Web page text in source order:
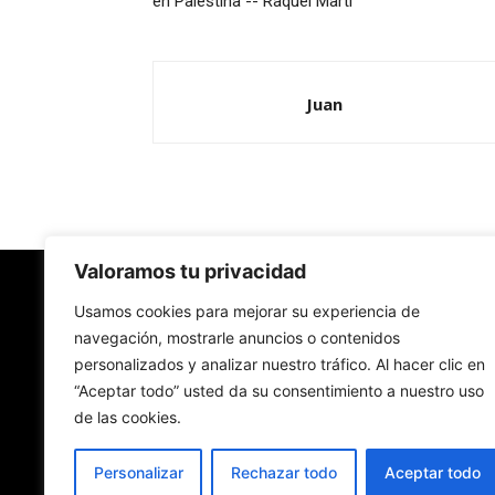
Valoramos tu privacidad
Usamos cookies para mejorar su experiencia de
navegación, mostrarle anuncios o contenidos
personalizados y analizar nuestro tráfico. Al hacer clic en
“Aceptar todo” usted da su consentimiento a nuestro uso
de las cookies.
Personalizar Rechazar todo Aceptar todo
Juan
Redes Cristianas
Una mirada alternativa sobre la Iglesia católica y
- Colectivos de Redes Cristianas